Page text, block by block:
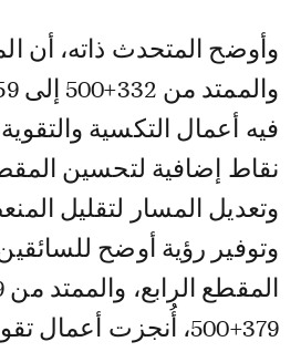
وأوضح المتحدث ذاته، أن
نقاط إضافية لتحسين
وتعديل المسار لتقليل
وتوفير رؤية أوضح
379+500، أُنجزت